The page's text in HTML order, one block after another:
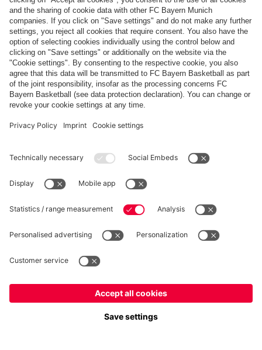
Pagamento e consegna
FC Bayern Store App
RECESSO
Privacy
Impostazioni dei cookie
*Prezzi IVA inclusa e spese di spedizione escluse
© FC Bayern München AG
FC Bayern München AG, Säbener Str. 51-57, 81547 Monaco
Italianoper consegnare lì!
Globaleper consegnare lì!